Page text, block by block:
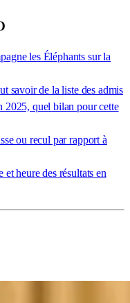
les Éléphants sur la
savoir de la liste des admis
quel bilan pour cette
ou recul par rapport à
heure des résultats en